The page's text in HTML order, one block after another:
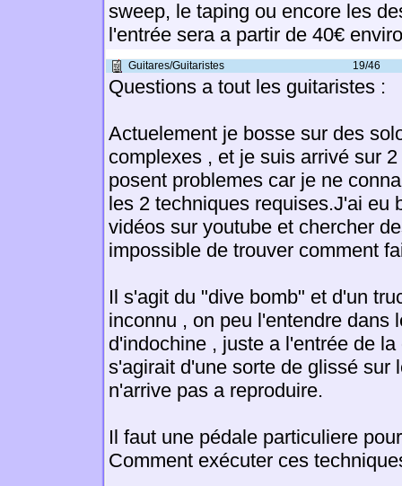
sweep, le taping ou encore les
l'entrée sera a partir de 40€
Guitares/Guitaristes 19/46
Questions a tout les guitaristes :
Actuelement je bosse sur des
complexes , et je suis arrivé sur
posent problemes car je ne
les 2 techniques requises.J'ai eu
vidéos sur youtube et chercher
impossible de trouver comment
Il s'agit du "dive bomb" et d'un
inconnu , on peu l'entendre dans
d'indochine , juste a l'entrée de
s'agirait d'une sorte de glissé sur
n'arrive pas a reproduire.
Il faut une pédale particuliere
Comment exécuter ces